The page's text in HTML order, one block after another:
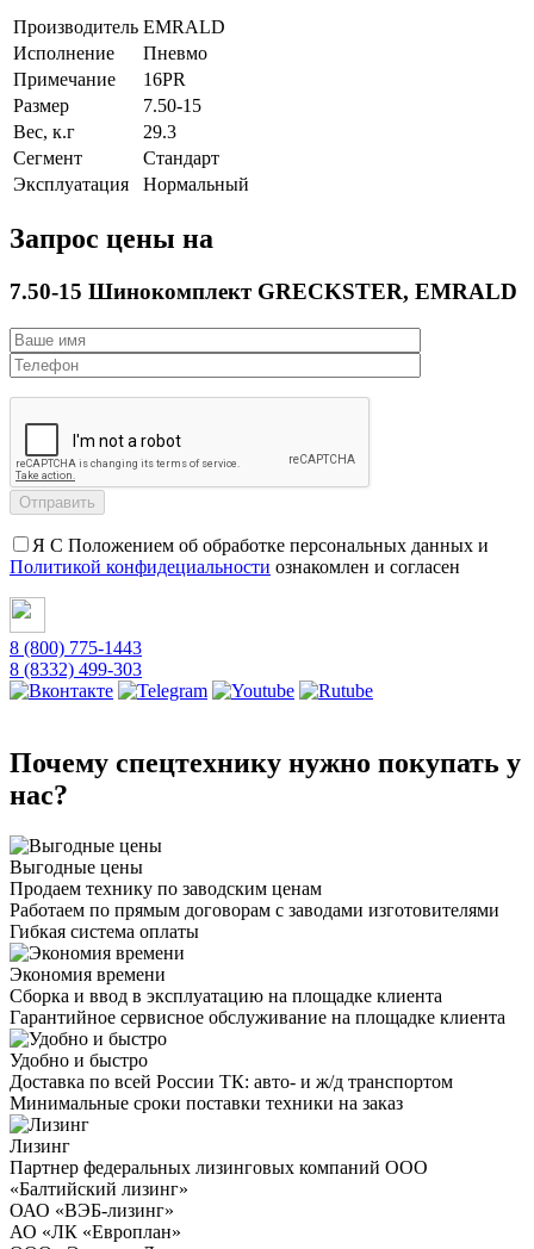
Производитель EMRALD
Исполнение
Пневмо
Примечание
16PR
Размер
7.50-15
Вес, к.г
29.3
Сегмент
Стандарт
Эксплуатация
Нормальный
Запрос цены на
7.50-15 Шинокомплект GRECKSTER, EMRALD
Я С Положением об обработке персональных данных и
Политикой конфидециальности ознакомлен и согласен
8 (800) 775-1443
8 (8332) 499-303
Почему спецтехнику нужно покупать у
нас?
Выгодные цены
Продаем технику по заводским ценам
Работаем по прямым договорам с заводами изготовителями
Гибкая система оплаты
Экономия времени
Сборка и ввод в эксплуатацию на площадке клиента
Гарантийное сервисное обслуживание на площадке клиента
Удобно и быстро
Доставка по всей России ТК: авто- и ж/д транспортом
Минимальные сроки поставки техники на заказ
Лизинг
Партнер федеральных лизинговых компаний ООО
«Балтийский лизинг»
ОАО «ВЭБ-лизинг»
АО «ЛК «Европлан»